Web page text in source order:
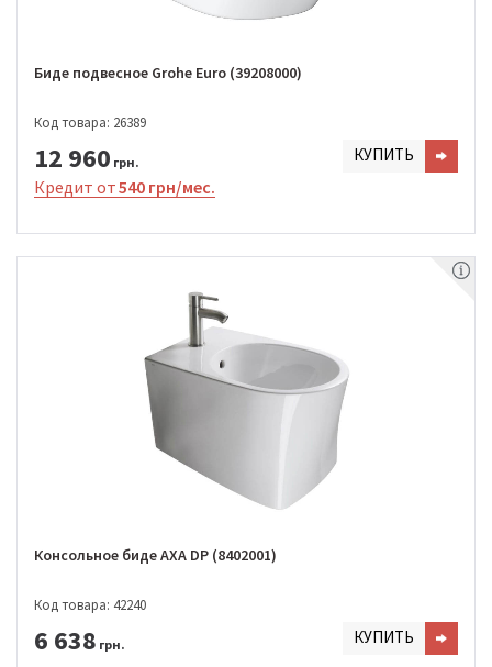
Биде подвесное Grohe Euro (39208000)
Код товара: 26389
12 960 грн. КУПИТЬ
Кредит от540 грн/мес.
Консольное биде AXA DP (8402001)
Код товара: 42240
6 638 грн. КУПИТЬ